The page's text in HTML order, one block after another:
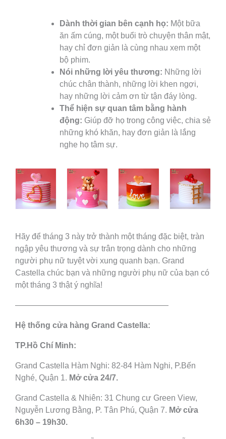
Dành thời gian bên cạnh họ: Một bữa
ăn ấm cúng, một buổi trò chuyện thân mật,
hay chỉ đơn giản là cùng nhau xem một
bộ phim.
Nói những lời yêu thương: Những lời
chúc chân thành, những lời khen ngợi,
hay những lời cảm ơn từ tận đáy lòng.
Thể hiện sự quan tâm bằng hành
động: Giúp đỡ họ trong công việc, chia sẻ
những khó khăn, hay đơn giản là lắng
nghe họ tâm sự.
Hãy để tháng 3 này trở thành một tháng đặc biệt, tràn
ngập yêu thương và sự trân trọng dành cho những
người phụ nữ tuyệt vời xung quanh bạn. Grand
Castella chúc bạn và những người phụ nữ của bạn có
một tháng 3 thật ý nghĩa!
———————————————————
Hệ thống cửa hàng Grand Castella:
TP.Hồ Chí Minh:
Grand Castella Hàm Nghi: 82-84 Hàm Nghi, P.Bến
Nghé, Quận 1. Mở cửa 24/7.
Grand Castella & Nhiên: 31 Chung cư Green View,
Nguyễn Lương Bằng, P. Tân Phú, Quận 7. Mở cửa
6h30 – 19h30.